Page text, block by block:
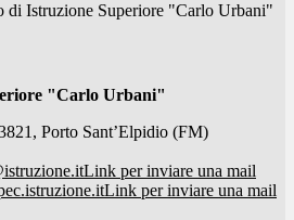
di Istruzione Superiore "Carlo Urbani"
"Carlo Urbani"
Porto Sant’Elpidio (FM)
Link per inviare una mail
Link per inviare una mail